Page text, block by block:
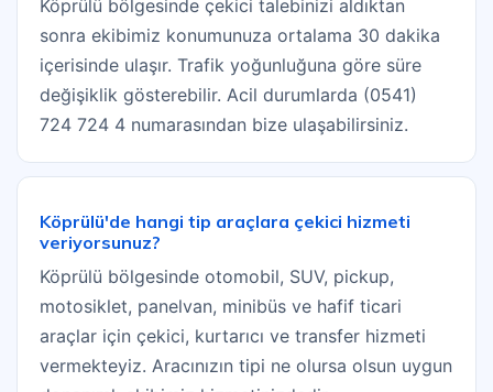
Köprülü bölgesinde çekici talebinizi aldıktan
sonra ekibimiz konumunuza ortalama 30 dakika
içerisinde ulaşır. Trafik yoğunluğuna göre süre
değişiklik gösterebilir. Acil durumlarda (0541)
724 724 4 numarasından bize ulaşabilirsiniz.
Köprülü'de hangi tip araçlara çekici hizmeti
veriyorsunuz?
Köprülü bölgesinde otomobil, SUV, pickup,
motosiklet, panelvan, minibüs ve hafif ticari
araçlar için çekici, kurtarıcı ve transfer hizmeti
vermekteyiz. Aracınızın tipi ne olursa olsun uygun